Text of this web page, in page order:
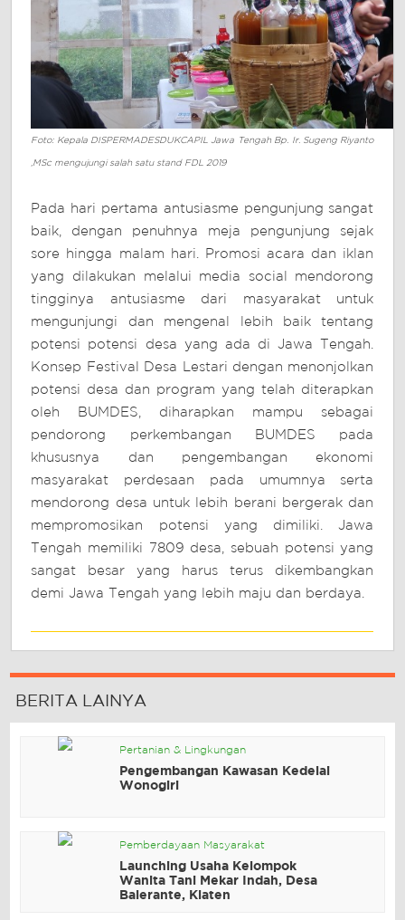
Foto: Kepala DISPERMADESDUKCAPIL Jawa Tengah Bp. Ir. Sugeng Riyanto
,MSc mengujungi salah satu stand FDL 2019
Pada hari pertama antusiasme pengunjung sangat
baik, dengan penuhnya meja pengunjung sejak
sore hingga malam hari. Promosi acara dan iklan
yang dilakukan melalui media social mendorong
tingginya antusiasme dari masyarakat untuk
mengunjungi dan mengenal lebih baik tentang
potensi potensi desa yang ada di Jawa Tengah.
Konsep Festival Desa Lestari dengan menonjolkan
potensi desa dan program yang telah diterapkan
oleh BUMDES, diharapkan mampu sebagai
pendorong perkembangan BUMDES pada
khususnya dan pengembangan ekonomi
masyarakat perdesaan pada umumnya serta
mendorong desa untuk lebih berani bergerak dan
mempromosikan potensi yang dimiliki. Jawa
Tengah memiliki 7809 desa, sebuah potensi yang
sangat besar yang harus terus dikembangkan
demi Jawa Tengah yang lebih maju dan berdaya.
BERITA LAINYA
Pertanian & Lingkungan
Pengembangan Kawasan Kedelai
Wonogiri
Pemberdayaan Masyarakat
Launching Usaha Kelompok
Wanita Tani Mekar Indah, Desa
Balerante, Klaten